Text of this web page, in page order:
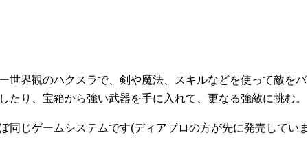
世界観のハクスラで、剣や魔法、スキルなどを使って敵をバ
たり、宝箱から強い武器を手に入れて、更なる強敵に挑む。
同じゲームシステムです(ディアブロの方が先に発売していま